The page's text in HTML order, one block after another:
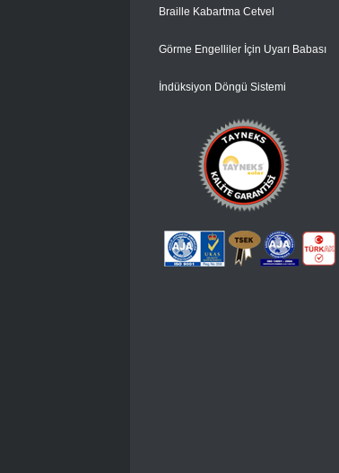
Braille Kabartma Cetvel
Görme Engelliler İçin Uyarı Babası
İndüksiyon Döngü Sistemi